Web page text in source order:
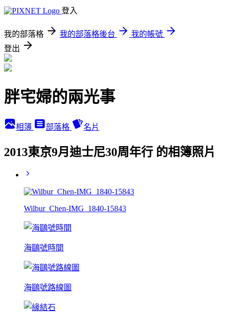
登入
我的部落格 我的部落格後台
我的帳號
登出
胖宅婦的兩光事
相簿 部落格 名片
2013東京9月迪士尼30周年行 的相簿照片
Wilbur_Chen-IMG_1840-15843
海鷗號時間
海鷗號路線圖